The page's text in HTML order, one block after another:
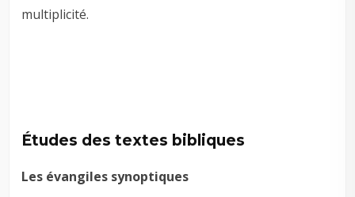
multiplicité.
Études des textes bibliques
Les évangiles synoptiques